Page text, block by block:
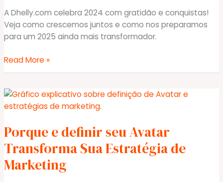
A Dhelly.com celebra 2024 com gratidão e conquistas!
Veja como crescemos juntos e como nos preparamos
para um 2025 ainda mais transformador.
Mensagem
de
de
Ano
Dhelly.com
Read More »
Porque e definir seu Avatar
Transforma Sua Estratégia de
Marketing